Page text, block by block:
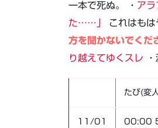
一本で死ぬ。 ・ アラ
た……」
これはも
方を聞かないでくだ
り越えてゆくスレ
たび(変
11/01 00:00